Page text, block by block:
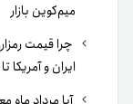
میم‌کوین بازار
ایران و آمریکا